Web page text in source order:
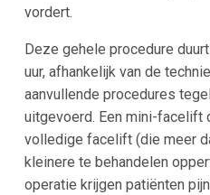
vordert.
Deze gehele procedure
uur, afhankelijk van de
aanvullende procedures
uitgevoerd. Een mini-facelift
volledige facelift (die meer
kleinere te behandelen
operatie krijgen patiënten